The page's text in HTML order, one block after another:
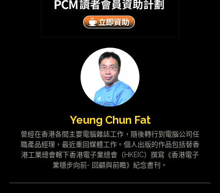
Yeung Chun Fat
曾經在香港各間主要電腦雜誌工作，隨後轉行到電腦公司任
職產品經理，最近重回媒體工作。個人出版的作品包括替香
港工業總會轄下香港電子業總會（HKEIC）撰寫《香港電子
業穩步向前- 回顧與前瞻》紀念書刊。